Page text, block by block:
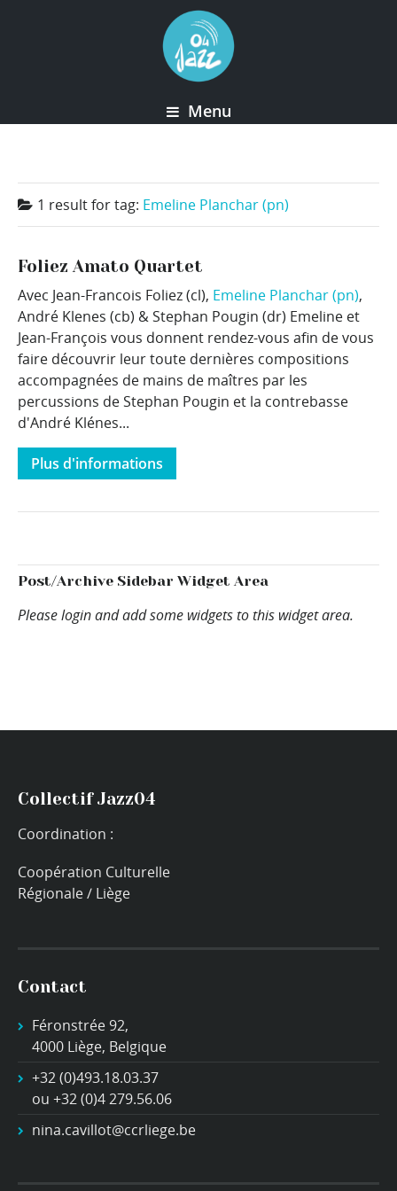
Menu
1 result fortag: Emeline Planchar (pn)
Foliez Amato Quartet
Avec Jean-Francois Foliez (cl), Emeline Planchar (pn),
André Klenes (cb) & Stephan Pougin (dr) Emeline et
Jean-François vous donnent rendez-vous afin de vous
faire découvrir leur toute dernières compositions
accompagnées de mains de maîtres par les
percussions de Stephan Pougin et la contrebasse
d'André Klénes...
Plus d'informations
Post/Archive Sidebar Widget Area
Please login and add some widgets to this widget area.
Collectif Jazz04
Coordination :
Coopération Culturelle
Régionale / Liège
Contact
Féronstrée 92,
4000 Liège, Belgique
+32 (0)493.18.03.37
ou +32 (0)4 279.56.06
nina.cavillot@ccrliege.be